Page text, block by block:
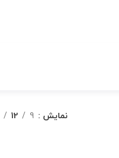
نمایش 9
12